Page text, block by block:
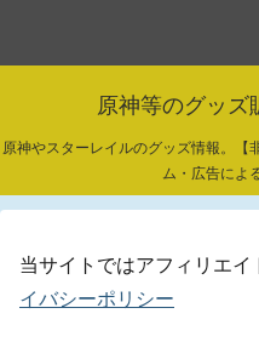
原神等のグッズ
原神やスターレイルのグッズ情報。【
ム・広告によ
当サイトではアフィリエイ
イバシーポリシー